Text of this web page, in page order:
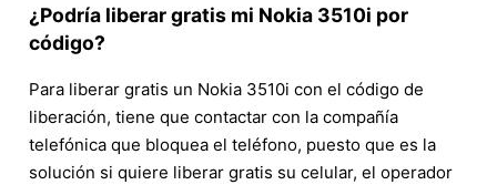
¿Podría liberar gratis mi Nokia 3510i por
código?
Para liberar gratis un Nokia 3510i con el código de
liberación, tiene que contactar con la compañía
telefónica que bloquea el teléfono, puesto que es la
solución si quiere liberar gratis su celular, el operador